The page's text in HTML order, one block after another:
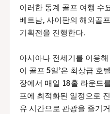
이러한 동계 골프 여행 수
베트남, 사이판의 해외골
기획전을 진행한다.
아시아나 전세기를 이용
이 골프 5일’은 최상급 호
장에서 매일 18홀 라운드
프에 최적화된 일정으로
유 시간으로 관광을 즐기